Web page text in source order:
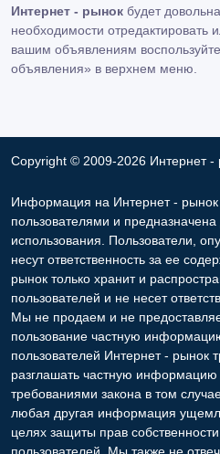
Интернет - рынок будет
необходимости отредактировать
вашим объявлениям
объявления» в верхнем меню.
Copyright © 2009-2026 Интернет -
Информация на Интернет - рынок
пользователями и
использования. Пользователи,
несут ответственность за ее
рынок только хранит и
пользователей и не несет
Мы не продаем и не
пользование частную
пользователей Интернет -
разглашать частную информацию
требованиями закона в том
любая другая информация
целях защиты прав